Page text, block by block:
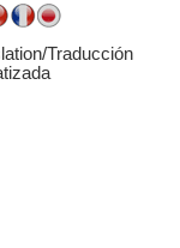
Traducción